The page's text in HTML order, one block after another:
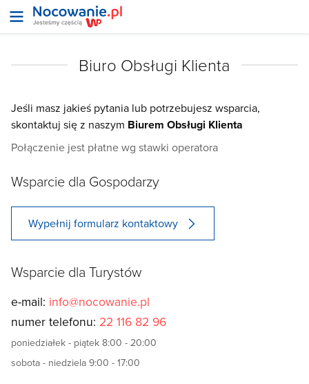
Biuro Obsługi Klienta
Jeśli masz jakieś pytania lub potrzebujesz wsparcia,
skontaktuj się z naszym Biurem Obsługi Klienta
Połączenie jest płatne wg stawki operatora
Wsparcie dla Gospodarzy
Wypełnij formularz kontaktowy
Wsparcie dla Turystów
e-mail: info@nocowanie.pl
numer telefonu: 22 116 82 96
poniedziałek - piątek 8:00 - 20:00
sobota - niedziela 9:00 - 17:00